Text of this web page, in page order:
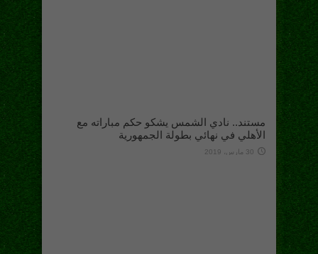
مستند.. نادي الشمس يشكو حكم مباراته مع
الأهلي في نهائي بطولة الجمهورية
30 مارس، 2019